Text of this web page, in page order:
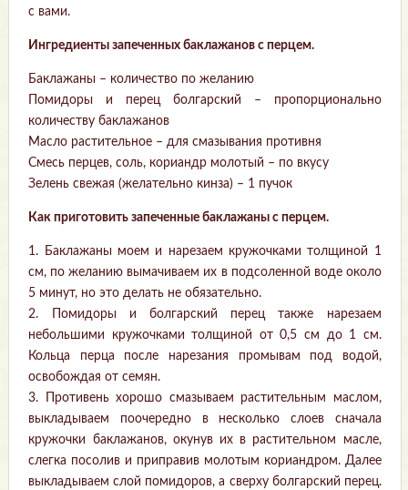
с вами.
Ингредиенты запеченных баклажанов с перцем.
Баклажаны – количество по желанию
Помидоры и перец болгарский – пропорционально
количеству баклажанов
Масло растительное – для смазывания противня
Смесь перцев, соль, кориандр молотый – по вкусу
Зелень свежая (желательно кинза) – 1 пучок
Как приготовить запеченные баклажаны с перцем.
1. Баклажаны моем и нарезаем кружочками толщиной 1
см, по желанию вымачиваем их в подсоленной воде около
5 минут, но это делать не обязательно.
2. Помидоры и болгарский перец также нарезаем
небольшими кружочками толщиной от 0,5 см до 1 см.
Кольца перца после нарезания промывам под водой,
освобождая от семян.
3. Противень хорошо смазываем растительным маслом,
выкладываем поочередно в несколько слоев сначала
кружочки баклажанов, окунув их в растительном масле,
слегка посолив и приправив молотым кориандром. Далее
выкладываем слой помидоров, а сверху болгарский перец.